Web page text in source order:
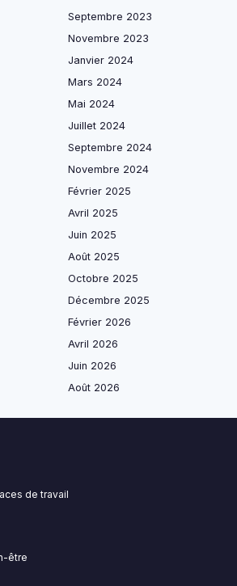
Septembre 2023
Novembre 2023
Janvier 2024
Mars 2024
Mai 2024
Juillet 2024
Septembre 2024
Novembre 2024
Février 2025
Avril 2025
Juin 2025
Août 2025
Octobre 2025
Décembre 2025
Février 2026
Avril 2026
Juin 2026
Août 2026
de travail
être